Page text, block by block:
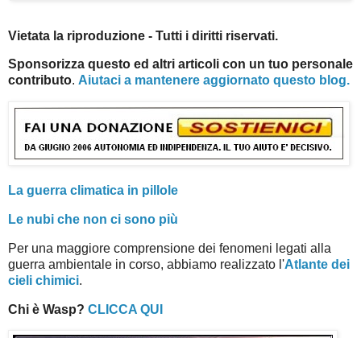
Vietata la riproduzione - Tutti i diritti riservati.
Sponsorizza questo ed altri articoli con un tuo personale
contributo. Aiutaci a mantenere aggiornato questo blog.
La guerra climatica in pillole
Le nubi che non ci sono più
Per una maggiore comprensione dei fenomeni legati alla
guerra ambientale in corso, abbiamo realizzato l'Atlante dei
cieli chimici.
Chi è Wasp? CLICCA QUI